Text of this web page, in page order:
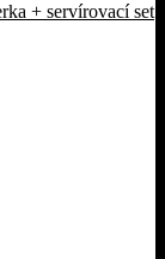
+ servírovací set